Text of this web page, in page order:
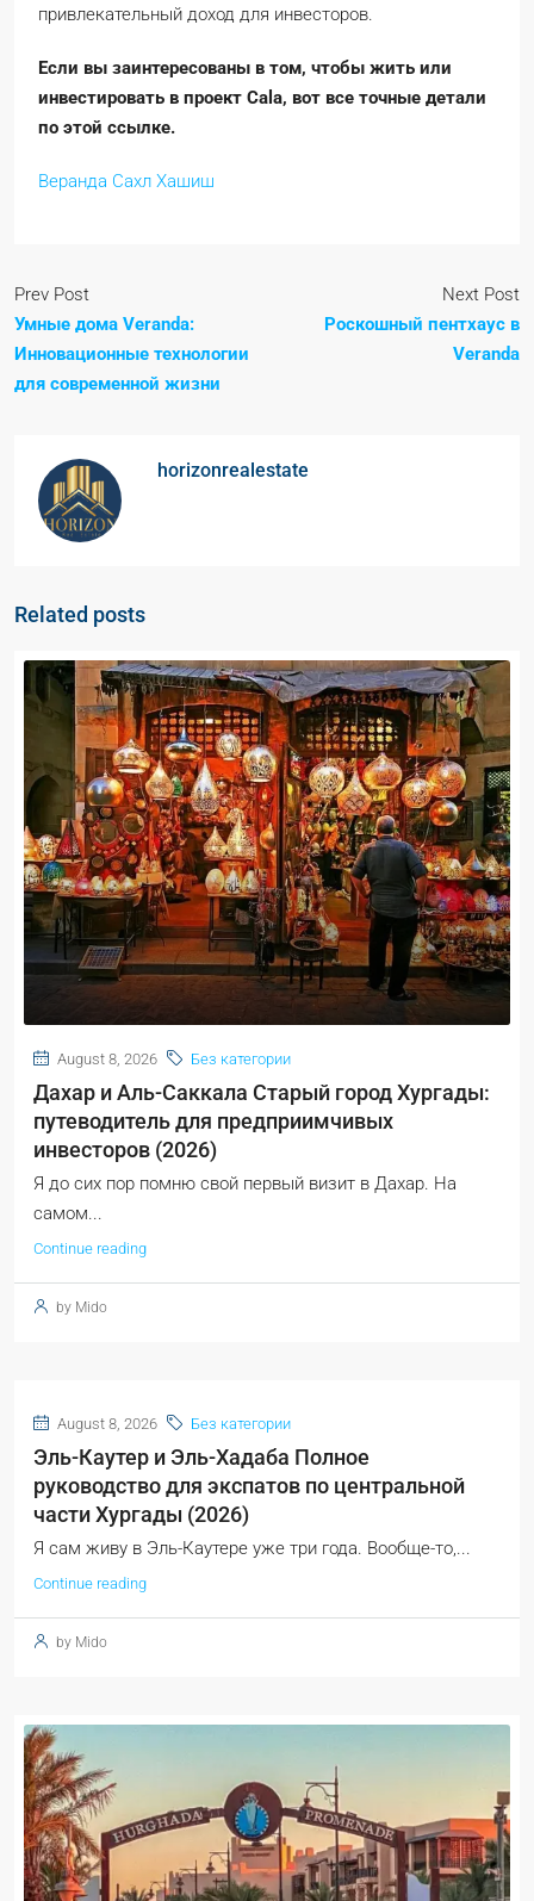
привлекательный доход для инвесторов.
Если вы заинтересованы в том, чтобы жить или
инвестировать в проект Cala, вот все точные детали
по этой ссылке.
Веранда Сахл Хашиш
Prev Post
Умные дома Veranda:
Инновационные технологии
для современной жизни
Next Post
Роскошный пентхаус в
Veranda
horizonrealestate
Related posts
August 8, 2026 Без категории
Дахар и Аль-Саккала Старый город Хургады:
путеводитель для предприимчивых
инвесторов (2026)
Я до сих пор помню свой первый визит в Дахар. На
самом...
Continue reading
by Mido
August 8, 2026 Без категории
Эль-Каутер и Эль-Хадаба Полное
руководство для экспатов по центральной
части Хургады (2026)
Я сам живу в Эль-Каутере уже три года. Вообще-то,...
Continue reading
by Mido